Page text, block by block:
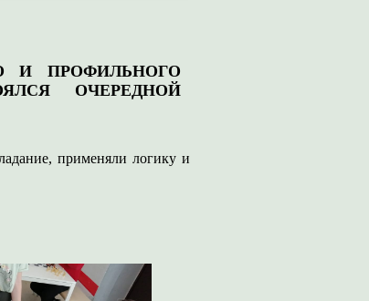
И ПРОФИЛЬНОГО
ОЧЕРЕДНОЙ
применяли логику и